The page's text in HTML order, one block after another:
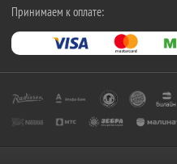
Принимаем к оплате: